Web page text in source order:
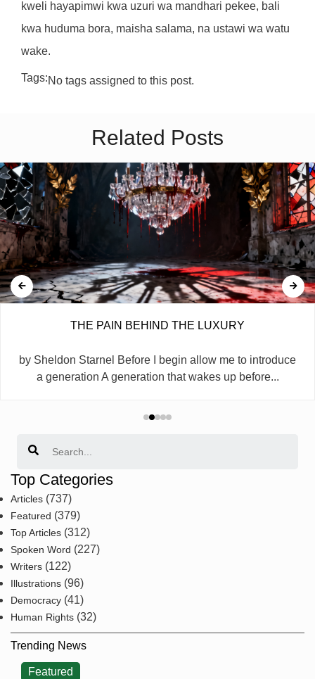
kweli hayapimwi kwa uzuri wa mandhari pekee, bali
kwa huduma bora, maisha salama, na ustawi wa watu
wake.
Tags:No tags assigned to this post.
Related Posts
THE PAIN BEHIND THE LUXURY
by Sheldon Starnel Before I begin allow me to introduce
a generation A generation that wakes up before...
Top Categories
Articles (737)
Featured (379)
Top Articles (312)
Spoken Word (227)
Writers (122)
Illustrations (96)
Democracy (41)
Human Rights (32)
Trending News
Featured